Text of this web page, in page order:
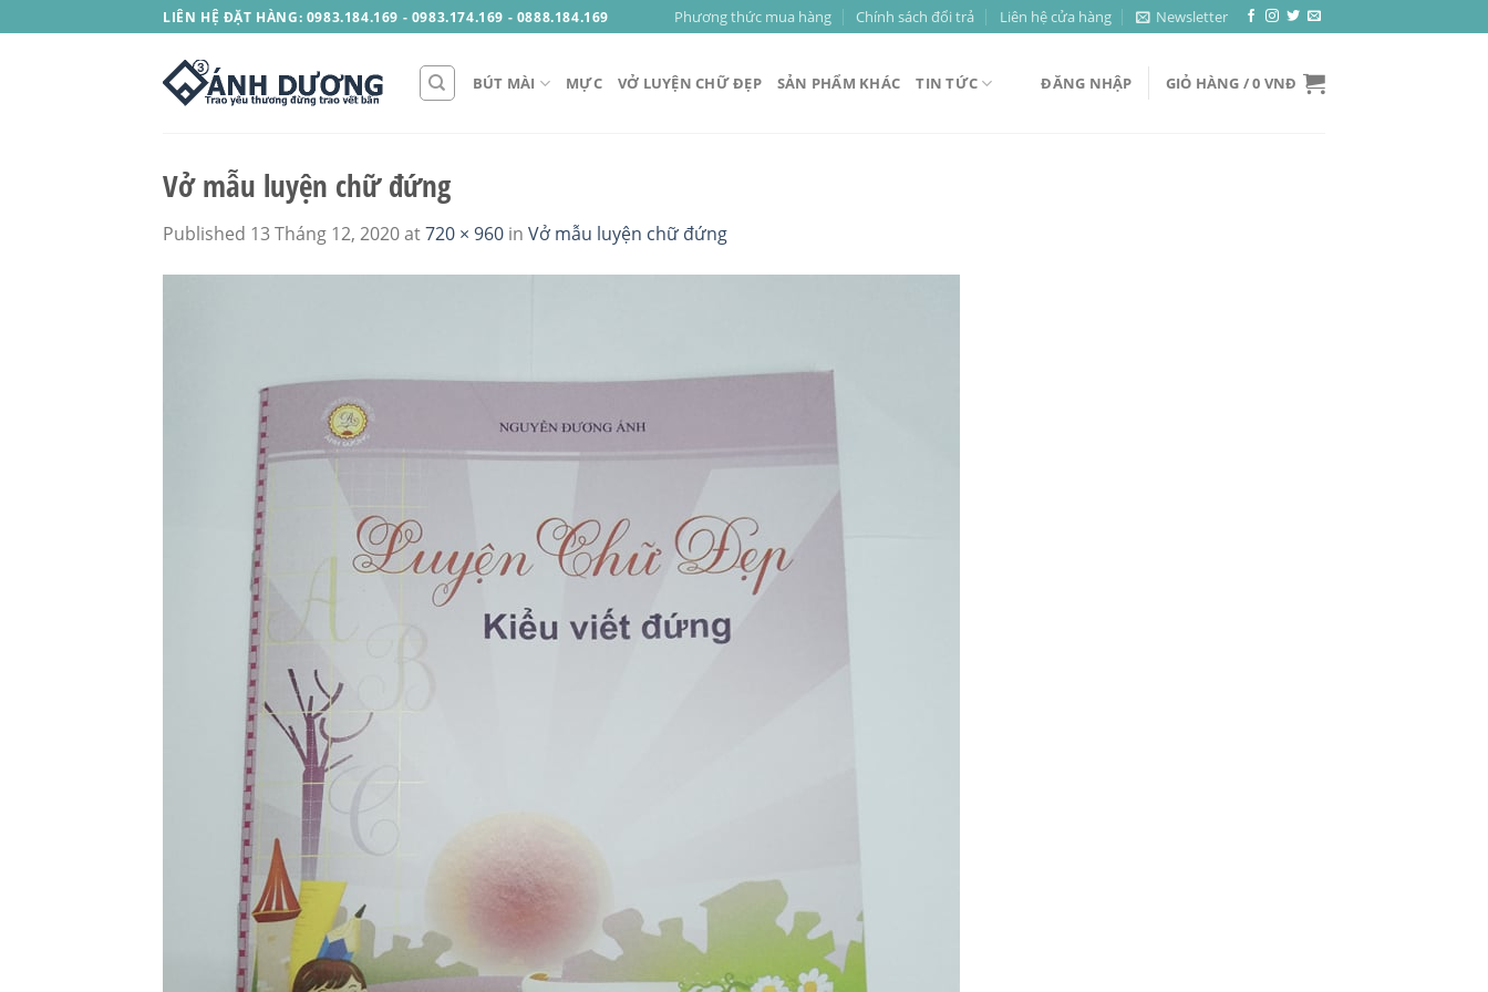
to
LIÊN HỆ ĐẶT HÀNG: 0983.184.169 - 0983.174.169 - 0888.184.169 Phương thức mua hàng Chính sách đổi trả Liên hệ cửa hàng Newsletter
BÚT MÀI MỰC VỞ LUYỆN CHỮ ĐẸP SẢN PHẨM KHÁC TIN TỨC ĐĂNG NHẬP GIỎ HÀNG /0 VNĐ
Vở mẫu luyện chữ đứng
Published 13 Tháng 12, 2020at720 × 960 in Vở mẫu luyện chữ đứng